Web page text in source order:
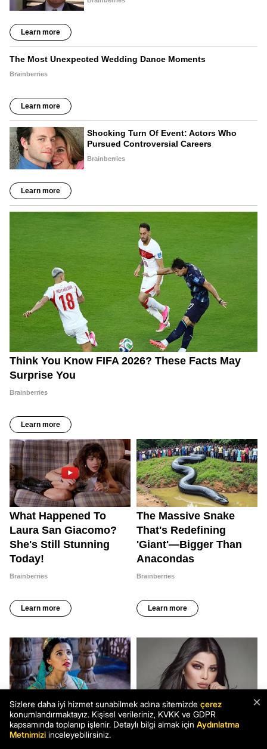
×
Sizlere daha iyi hizmet sunabilmek adına sitemizde çerez
konumlandırmaktayız. Kişisel verileriniz, KVKK ve GDPR
kapsamında toplanıp işlenir. Detaylı bilgi almak için Aydınlatma
Metnimizi inceleyebilirsiniz.